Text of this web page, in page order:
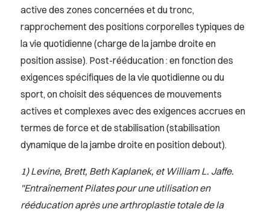
active des zones concernées et du tronc,
rapprochement des positions corporelles typiques de
la vie quotidienne (charge de la jambe droite en
position assise). Post-rééducation : en fonction des
exigences spécifiques de la vie quotidienne ou du
sport, on choisit des séquences de mouvements
actives et complexes avec des exigences accrues en
termes de force et de stabilisation (stabilisation
dynamique de la jambe droite en position debout).
1) Levine, Brett, Beth Kaplanek, et William L. Jaffe.
"Entraînement Pilates pour une utilisation en
rééducation après une arthroplastie totale de la